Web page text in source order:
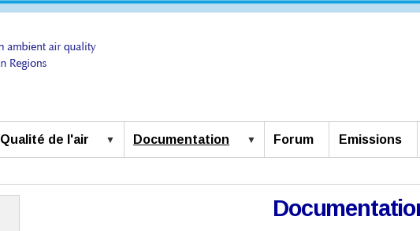
Qualité de l'air Documentation Forum Emissions